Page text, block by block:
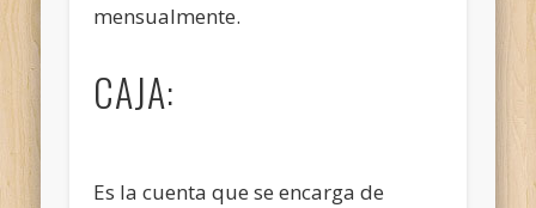
mensualmente.
CAJA:
Es la cuenta que se encarga de